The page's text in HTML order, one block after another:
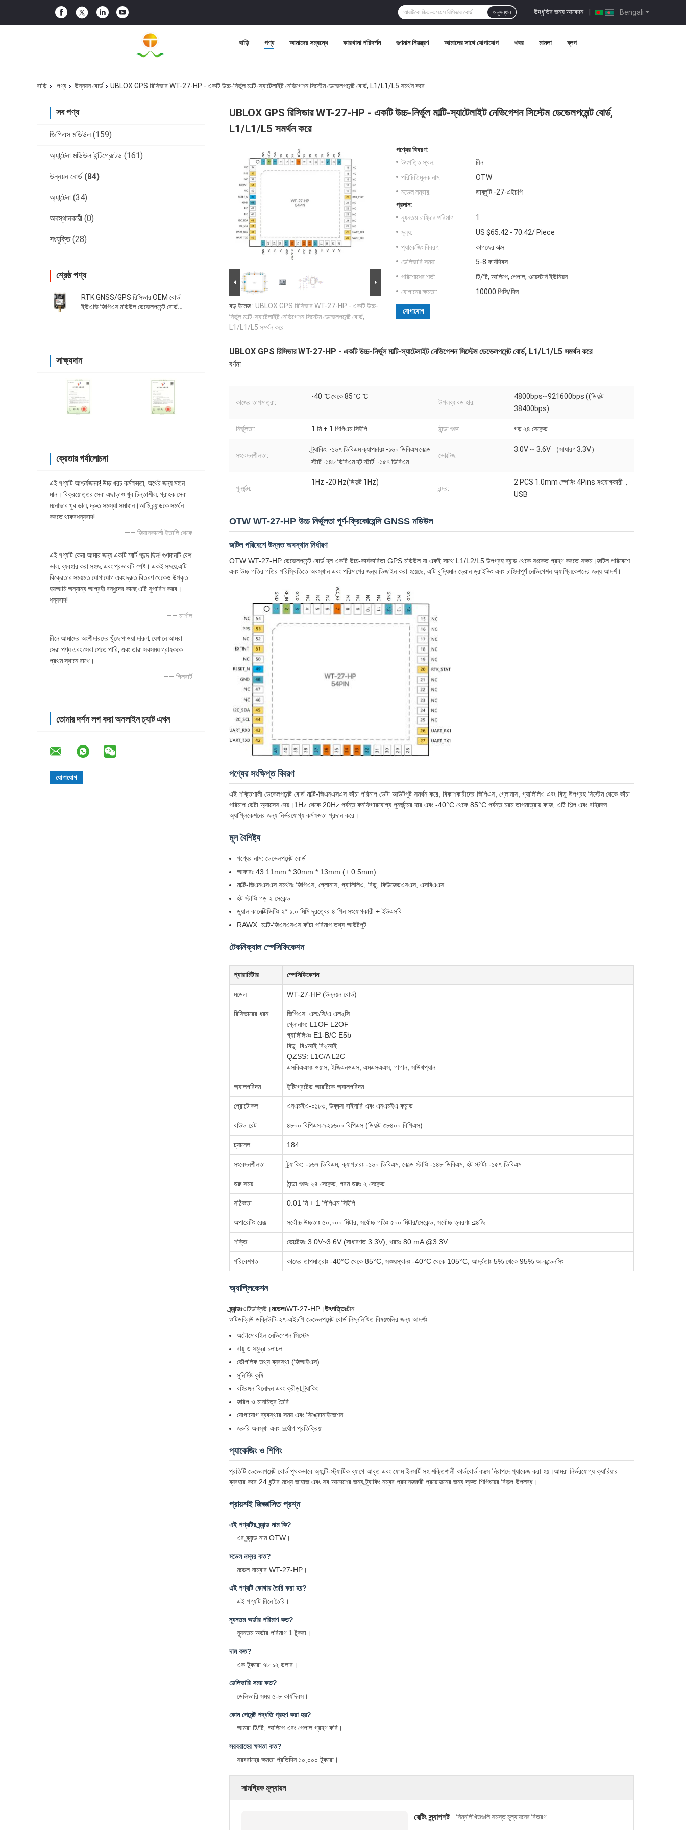
Bengali
উদ্ধৃতির জন্য আবেদন |
অনুসন্ধান
বাড়ি পণ্য আমাদের সম্বন্ধে কারখানা পরিদর্শন গুণমান নিয়ন্ত্রণ আমাদের সাথে যোগাযোগ খবর মামলা ব্লগ
বাড়ি পণ্য উন্নয়ন বোর্ড UBLOX GPS রিসিভার WT-27-HP - একটি উচ্চ-নির্ভুল মাল্টি-স্যাটেলাইট নেভিগেশন সিস্টেম ডেভেলপমেন্ট বোর্ড, L1/L1/L5 সমর্থন করে
সব পণ্য
জিপিএস মডিউল (159)
অ্যান্টেনা মডিউল ইন্টিগ্রেটেড (161)
উন্নয়ন বোর্ড (84)
অ্যান্টেনা (34)
অবস্থানকারী (0)
সংযুক্তি (28)
শ্রেষ্ঠ পণ্য
RTK GNSS/GPS রিসিভার OEM বোর্ড
ইউএভি জিপিএস মডিউল ডেভেলপমেন্ট বোর্ড
সাক্ষ্যদান
ক্রেতার পর্যালোচনা
এই পণ্যটি আশ্চর্যজনক! উচ্চ খরচ কর্মক্ষমতা, অর্থের জন্য মহান
মান। বিক্রয়োত্তর সেবা এছাড়াও খুব চিন্তাশীল, গ্রাহক সেবা
মনোভাব খুব ভাল, দ্রুত সমস্যা সমাধান।আমি ব্র্যান্ডকে সমর্থন
করতে থাকবধন্যবাদ!
—— জিয়ানকার্লো ইতালি থেকে
এই পণ্যটি কেনা আমার জন্য একটি স্মার্ট পছন্দ ছিল! গুণমানটি বেশ
ভাল, ব্যবহার করা সহজ, এবং প্রভাবটি স্পষ্ট। একই সময়ে,এটি
বিক্রেতার সময়মত যোগাযোগ এবং দ্রুত বিতরণ থেকেও উপকৃত
হয়আমি অন্যান্য আগ্রহী বন্ধুদের কাছে এটি সুপারিশ করব।
ধন্যবাদ!
—— মার্শাল
চীনে আমাদের অংশীদারদের খুঁজে পাওয়া দারুণ, যেখানে আমরা
সেরা পণ্য এবং সেবা পেতে পারি, এবং তারা সবসময় গ্রাহককে
প্রথম স্থানে রাখে।
—— গিলবার্ট
তোমার দর্শন লগ করা অনলাইন চ্যাট এখন
UBLOX GPS রিসিভার WT-27-HP - একটি উচ্চ-নির্ভুল মাল্টি-স্যাটেলাইট নেভিগেশন সিস্টেম ডেভেলপমেন্ট বোর্ড,
L1/L1/L5 সমর্থন করে
বড় ইমেজ : UBLOX GPS রিসিভার WT-27-HP - একটি উচ্চ-
নির্ভুল মাল্টি-স্যাটেলাইট নেভিগেশন সিস্টেম ডেভেলপমেন্ট বোর্ড,
L1/L1/L5 সমর্থন করে
পণ্যের বিবরণ:
উৎপত্তি স্থল:
চীন
পরিচিতিমুলক নাম:
OTW
মডেল নম্বার:
ডাব্লুটি -27-এইচপি
প্রদান:
ন্যূনতম চাহিদার পরিমাণ:
1
মূল্য:
US $65.42 - 70.42/ Piece
প্যাকেজিং বিবরণ:
কাগজের বাক্স
ডেলিভারি সময়:
5-8 কার্যদিবস
পরিশোধের শর্ত:
টি/টি, আলিপে, পেপাল, ওয়েস্টার্ন ইউনিয়ন
যোগানের ক্ষমতা:
10000 পিসি/দিন
যোগাযোগ
UBLOX GPS রিসিভার WT-27-HP - একটি উচ্চ-নির্ভুল মাল্টি-স্যাটেলাইট নেভিগেশন সিস্টেম ডেভেলপমেন্ট বোর্ড, L1/L1/L5 সমর্থন করে
বর্ণনা
কাজের তাপমাত্রা:
-40 ℃ থেকে 85 ℃ ℃
উপলব্ধ বড হার:
4800bps~921600bps ((ডিফল্ট
38400bps)
নির্ভুলতা: 1 মি + 1 পিপিএম সিইপি ঠান্ডা শুরু: গড় ২৪ সেকেন্ড
সংবেদনশীলতা:
ট্র্যাকিং: -১৬৭ ডিবিএম ক্যাপচারঃ -১৬০ ডিবিএম কোল্ড
স্টার্ট -১৪৮ ডিবিএম হট স্টার্ট: -১৫৭ ডিবিএম
ভোল্টেজ:
3.0V ~ 3.6V （সাধারণ 3.3V）
পুনর্জন্ম:
1Hz -20 Hz(ডিফল্ট 1Hz)
বন্দর:
2 PCS 1.0mm স্পেসিং 4Pins সংযোগকারী，
USB
OTW WT-27-HP উচ্চ নির্ভুলতা পূর্ণ-ফ্রিকোয়েন্সি GNSS মডিউল
জটিল পরিবেশে উন্নত অবস্থান নির্ধারণ
OTW WT-27-HP ডেভেলপমেন্ট বোর্ড হল একটি উচ্চ-কার্যকারিতা GPS মডিউল যা একই সাথে L1/L2/L5 উপগ্রহ ব্যান্ড থেকে সংকেত গ্রহণ করতে সক্ষম।জটিল পরিবেশে
এবং উচ্চ গতির গতির পরিস্থিতিতে অবস্থান এবং পরিমাপের জন্য ডিজাইন করা হয়েছে, এটি বুদ্ধিমান ড্রোন ড্রাইভিং এবং চাহিদাপূর্ণ নেভিগেশন অ্যাপ্লিকেশনের জন্য আদর্শ।
পণ্যের সংক্ষিপ্ত বিবরণ
এই শক্তিশালী ডেভেলপমেন্ট বোর্ড মাল্টি-জিএনএসএস কাঁচা পরিমাপ ডেটা আউটপুট সমর্থন করে, বিকাশকারীদের জিপিএস, গ্লোনাস, গ্যালিলিও এবং বিডু উপগ্রহ সিস্টেম থেকে কাঁচা
পরিমাপ ডেটা অ্যাক্সেস দেয়।1Hz থেকে 20Hz পর্যন্ত কনফিগারযোগ্য পুনর্জন্মের হার এবং -40°C থেকে 85°C পর্যন্ত চরম তাপমাত্রায় কাজ, এটি শিল্প এবং বহিরঙ্গন
অ্যাপ্লিকেশনের জন্য নির্ভরযোগ্য কর্মক্ষমতা প্রদান করে।
মূল বৈশিষ্ট্য
পণ্যের নাম: ডেভেলপমেন্ট বোর্ড
আকারঃ 43.11mm * 30mm * 13mm (± 0.5mm)
মাল্টি-জিএনএসএস সমর্থনঃ জিপিএস, গ্লোনাস, গ্যালিলিও, বিডু, কিউজেডএসএস, এসবিএএস
হট স্টার্টঃ গড় ২ সেকেন্ড
ডুয়াল কানেক্টিভিটিঃ ২* ১.০ মিমি দূরত্বের ৪ পিন সংযোগকারী + ইউএসবি
RAWX: মাল্টি-জিএনএসএস কাঁচা পরিমাপ তথ্য আউটপুট
টেকনিক্যাল স্পেসিফিকেশন
প্যারামিটার স্পেসিফিকেশন
মডেল WT-27-HP (উন্নয়ন বোর্ড)
রিসিভারের ধরন
জিপিএস: এল১সি/এ এল২সি
গ্লোনাস: L1OF L2OF
গ্যালিলিওঃ E1-B/C E5b
বিডু: বি১আই বি২আই
QZSS: L1C/A L2C
এসবিএএসঃ ওয়াস, ইজিএনওএস, এমএসএএস, গাগান, সাউথপ্যান
অ্যালগরিদম ইন্টিগ্রেটেড আরটিকে অ্যালগরিদম
প্রোটোকল এনএমইএ-০১৮৩, উব্লক্স বাইনারি এবং এনএমইএ কমান্ড
বাউড রেট ৪৮০০ বিপিএস-৯২১৬০০ বিপিএস (ডিফল্ট ৩৮৪০০ বিপিএস)
চ্যানেল 184
সংবেদনশীলতা ট্র্যাকিং: -১৬৭ ডিবিএম, ক্যাপচারঃ -১৬০ ডিবিএম, কোল্ড স্টার্টঃ -১৪৮ ডিবিএম, হট স্টার্টঃ -১৫৭ ডিবিএম
শুরু সময় ঠান্ডা শুরুঃ ২৪ সেকেন্ড, গরম শুরুঃ ২ সেকেন্ড
সঠিকতা 0.01 মি + 1 পিপিএম সিইপি
অপারেটিং রেঞ্জ সর্বোচ্চ উচ্চতাঃ ৫০,০০০ মিটার, সর্বোচ্চ গতিঃ ৫০০ মিটার/সেকেন্ড, সর্বোচ্চ ত্বরণঃ ≤৪জি
শক্তি ভোল্টেজঃ 3.0V~3.6V (সাধারণত 3.3V), খরচঃ 80 mA @3.3V
পরিবেশগত কাজের তাপমাত্রাঃ -40°C থেকে 85°C, সঞ্চয়স্থানঃ -40°C থেকে 105°C, আর্দ্রতাঃ 5% থেকে 95% অ-কন্ডেনসিং
অ্যাপ্লিকেশন
ব্র্যান্ডঃওটিডব্লিউ।মডেলঃWT-27-HP।উৎপত্তিঃচীন
ওটিডব্লিউ ডব্লিউটি-২৭-এইচপি ডেভেলপমেন্ট বোর্ড নিম্নলিখিত বিষয়গুলির জন্য আদর্শঃ
অটোমোবাইল নেভিগেশন সিস্টেম
বায়ু ও সমুদ্র চলাচল
ভৌগলিক তথ্য ব্যবস্থা (জিআইএস)
সুনির্দিষ্ট কৃষি
বহিরঙ্গন বিনোদন এবং ক্রীড়া ট্র্যাকিং
জরিপ ও মানচিত্র তৈরি
যোগাযোগ ব্যবস্থার সময় এবং সিঙ্ক্রোনাইজেশন
জরুরি অবস্থা এবং দুর্যোগ প্রতিক্রিয়া
প্যাকেজিং ও শিপিং
প্রতিটি ডেভেলপমেন্ট বোর্ড পৃথকভাবে অ্যান্টি-স্ট্যাটিক ব্যাগে আবৃত এবং ফোম ইনসার্ট সহ শক্তিশালী কার্ডবোর্ড বাক্সে নিরাপদে প্যাকেজ করা হয়।আমরা নির্ভরযোগ্য ক্যারিয়ার
ব্যবহার করে 24 ঘন্টার মধ্যে জাহাজ এবং সব আদেশের জন্য ট্র্যাকিং নম্বর প্রদানজরুরী প্রয়োজনের জন্য দ্রুত শিপিংয়ের বিকল্প উপলব্ধ।
প্রায়শই জিজ্ঞাসিত প্রশ্ন
এই পণ্যটির ব্র্যান্ড নাম কি?
এর ব্র্যান্ড নাম OTW।
মডেল নম্বর কত?
মডেল নাম্বার WT-27-HP।
এই পণ্যটি কোথায় তৈরি করা হয়?
এই পণ্যটি চীনে তৈরি।
ন্যূনতম অর্ডার পরিমাণ কত?
ন্যূনতম অর্ডার পরিমাণ 1 টুকরা।
দাম কত?
এক টুকরো ৭৮.১২ ডলার।
ডেলিভারি সময় কত?
ডেলিভারি সময় ৫-৮ কার্যদিবস।
কোন পেমেন্ট পদ্ধতি গ্রহণ করা হয়?
আমরা টি/টি, আলিপে এবং পেপাল গ্রহণ করি।
সরবরাহের ক্ষমতা কত?
সরবরাহের ক্ষমতা প্রতিদিন ১০,০০০ টুকরো।
সামগ্রিক মূল্যায়ন
রেটিং স্ন্যাপশট
নিম্নলিখিতগুলি সমস্ত মূল্যায়নের বিতরণ